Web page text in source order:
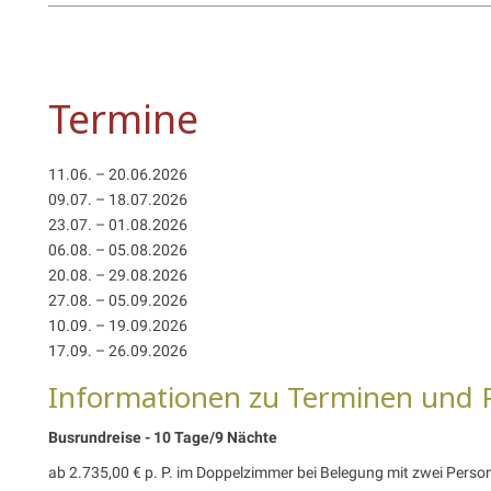
Termine
11.06. – 20.06.2026
09.07. – 18.07.2026
23.07. – 01.08.2026
06.08. – 05.08.2026
20.08. – 29.08.2026
27.08. – 05.09.2026
10.09. – 19.09.2026
17.09. – 26.09.2026
Informationen zu Terminen und
Busrundreise - 10 Tage/9 Nächte
ab 2.735,00 € p. P. im Doppelzimmer bei Belegung mit zwei